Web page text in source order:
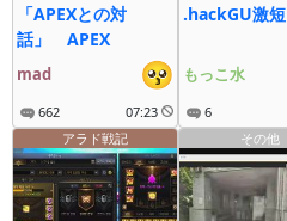
「APEXとの対
話」 APEX
mad
662 07:23
.hackGU激短
もっこ水
6
アラド戦記
その他